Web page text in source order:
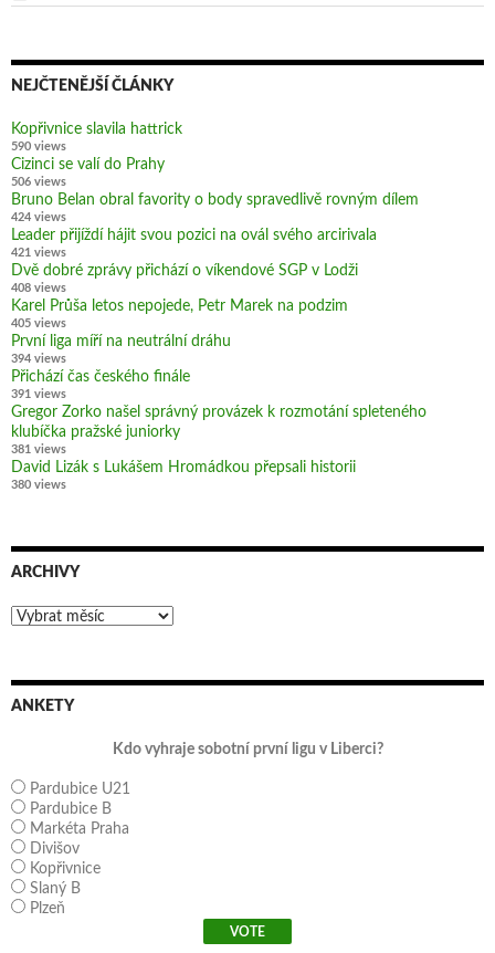
NEJČTENĚJŠÍ ČLÁNKY
Kopřivnice slavila hattrick
590 views
Cizinci se valí do Prahy
506 views
Bruno Belan obral favority o body spravedlivě rovným dílem
424 views
Leader přijíždí hájit svou pozici na ovál svého arcirivala
421 views
Dvě dobré zprávy přichází o víkendové SGP v Lodži
408 views
Karel Průša letos nepojede, Petr Marek na podzim
405 views
První liga míří na neutrální dráhu
394 views
Přichází čas českého finále
391 views
Gregor Zorko našel správný provázek k rozmotání spleteného
klubíčka pražské juniorky
381 views
David Lizák s Lukášem Hromádkou přepsali historii
380 views
ARCHIVY
Archivy
ANKETY
Kdo vyhraje sobotní první ligu v Liberci?
Pardubice U21
Pardubice B
Markéta Praha
Divišov
Kopřivnice
Slaný B
Plzeň